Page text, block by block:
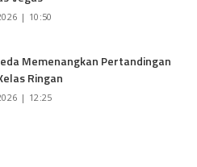
| 10:50
Memenangkan Pertandingan
Ringan
| 12:25